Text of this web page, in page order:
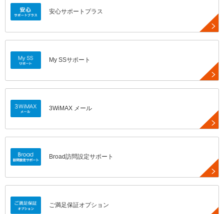
安心サポートプラス
My SSサポート
3WiMAX メール
Broad訪問設定サポート
ご満足保証オプション